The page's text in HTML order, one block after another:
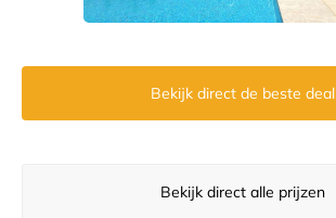
Bekijk direct de beste deal
Bekijk direct alle prijzen